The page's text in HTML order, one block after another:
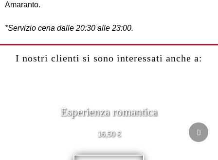
Amaranto.
*Servizio cena dalle 20:30 alle 23:00.
I nostri clienti si sono interessati anche a:
Esperienza romantica
16,50 €